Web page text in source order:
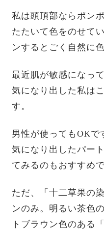
私は頭頂部ならポン
たたいて色をのせて
ンするとごく自然に
最近肌が敏感になっ
気になり出した私は
す。
男性が使ってもOKで
気になり出したパー
てみるのもおすすめで
ただ、「十二草果の
ンのみ。明るい茶色
トブラウン色のある